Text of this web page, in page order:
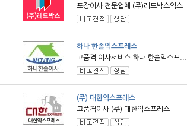
포장이사 전문업체 (주)레드박스익스...
하나 한솔익스프레스
고품격 이사서비스 하나 한솔익스프...
(주) 대한익스프레스
고품격이사 (주) 대한익스프레스